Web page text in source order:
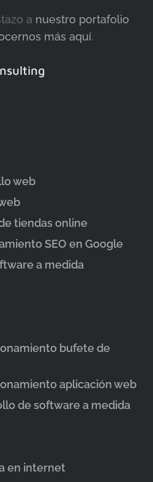
a nuestro portafolio
más aquí.
web
tiendas online
SEO en Google
a medida
bufete de
aplicación web
de software a medida
en internet